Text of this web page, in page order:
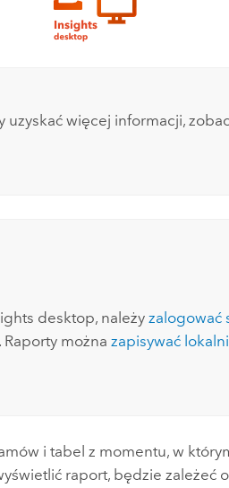
uzyskać więcej informacji,
desktop, należy zalogować
. Raporty można zapisywać
i tabel z momentu, w
raport, będzie zależeć